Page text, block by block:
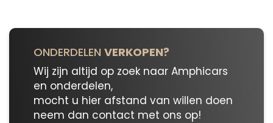
ONDERDELEN VERKOPEN?
Wij zijn altijd op zoek naar Amphicars
en onderdelen,
mocht u hier afstand van willen doen
neem dan contact met ons op!